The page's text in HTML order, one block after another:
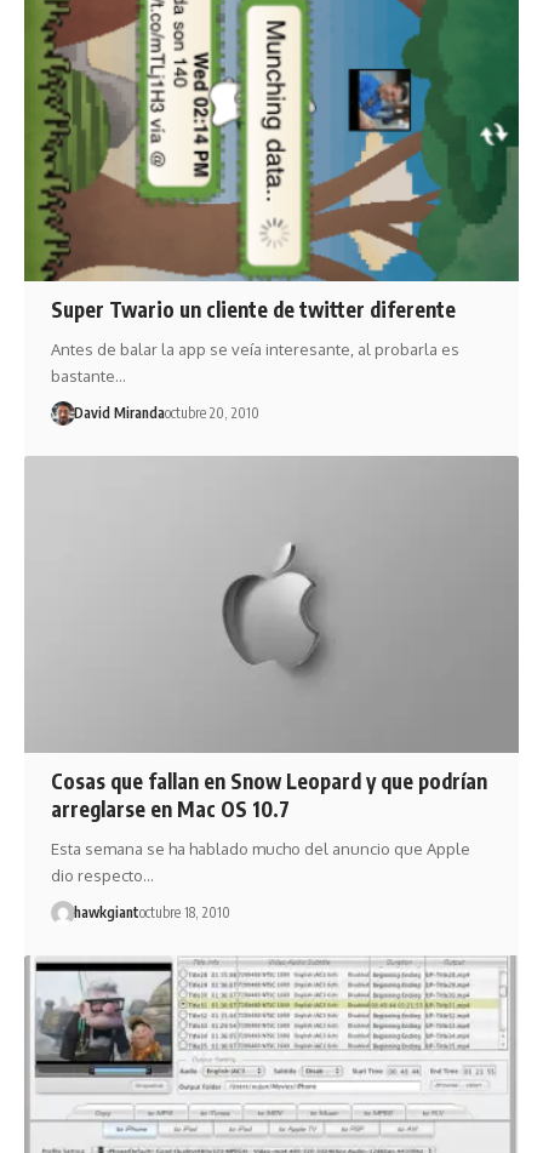
Super Twario un cliente de twitter diferente
Antes de balar la app se veía interesante, al probarla es
bastante…
David Mirandaoctubre 20, 2010
Cosas que fallan en Snow Leopard y que podrían
arreglarse en Mac OS 10.7
Esta semana se ha hablado mucho del anuncio que Apple
dio respecto…
hawkgiantoctubre 18, 2010